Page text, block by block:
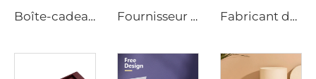
Boîte-cadeau en chocolat avec fermeture magnétique, emballage de luxe personnalisé pour les chocolats, kraft/papier avec impression de logo en hot foil Fournisseur de boîtes à chocolat de luxe à aimant - Conception recyclable et personnalisée pour le détail, les cadeaux d'entreprise et l'image de marque Fabricant de Boîtes à Chocolat, Boîte-Cadeau d'Emballage de Chocolat en Plusieurs Tailles avec Fermeture Magnétique en Carton pour Emballage Alimentaire